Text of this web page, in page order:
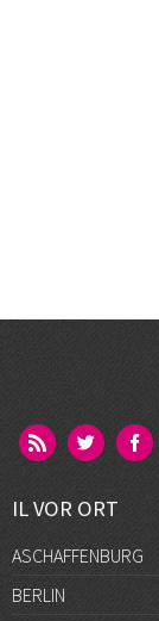
IL VOR ORT
ASCHAFFENBURG
BERLIN